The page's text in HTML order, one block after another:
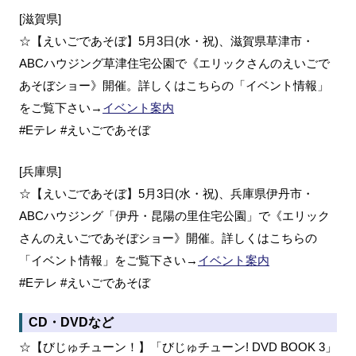
[滋賀県]
☆【えいごであそぼ】5月3日(水・祝)、滋賀県草津市・
ABCハウジング草津住宅公園で《エリックさんのえいごで
あそぼショー》開催。詳しくはこちらの「イベント情報」
をご覧下さい→ イベント案内
#Eテレ #えいごであそぼ
[兵庫県]
☆【えいごであそぼ】5月3日(水・祝)、兵庫県伊丹市・
ABCハウジング「伊丹・昆陽の里住宅公園」で《エリック
さんのえいごであそぼショー》開催。詳しくはこちらの
「イベント情報」をご覧下さい→ イベント案内
#Eテレ #えいごであそぼ
CD・DVDなど
☆【びじゅチューン！】「びじゅチューン! DVD BOOK 3」